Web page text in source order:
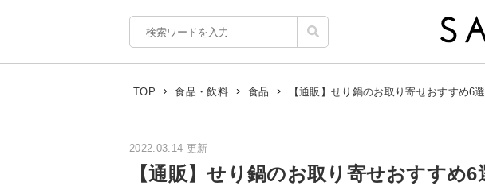
TOP 食品・飲料 食品 【通販】せり鍋のお取り寄せおすすめ6
2022.03.14 更新
【通販】せり鍋のお取り寄せおすすめ